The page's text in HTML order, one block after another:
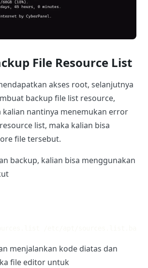
File Resource List
akses root, selanjutnya
backup file list resource,
kalian nantinya menemukan error
list, maka kalian bisa
file tersebut.
backup, kalian bisa menggunakan
menjalankan kode diatas dan
file editor untuk